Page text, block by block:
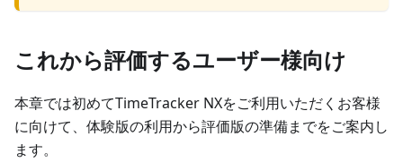
これから評価するユーザー様向け
本章では初めてTimeTracker NXをご利用いただくお客様
に向けて、体験版の利用から評価版の準備までをご案内し
ます。